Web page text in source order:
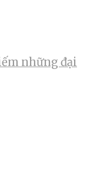
những đại